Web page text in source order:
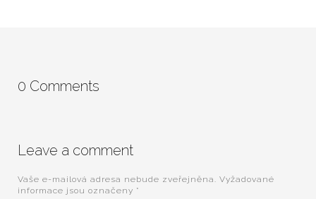
0 Comments
Leave a comment
Vaše e-mailová adresa nebude zveřejněna. Vyžadované
informace jsou označeny *